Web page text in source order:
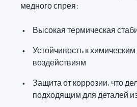
медного спрея:
Высокая термическая
Устойчивость к
воздействиям
Защита от коррозии, что
подходящим для деталей